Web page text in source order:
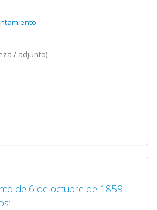
/ adjunto)
de 6 de octubre de 1859.